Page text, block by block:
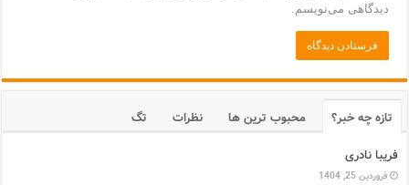
دیدگاهی می‌نویسم.
تازه چه خبر؟ محبوب ترین ها نظرات
تگ
فریبا نادری
فروردین 25, 1404